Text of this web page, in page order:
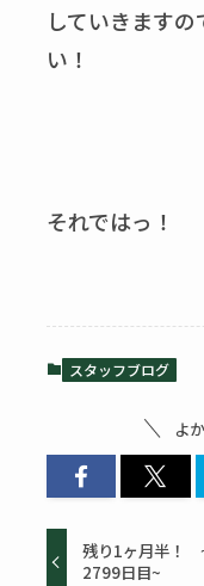
していきます
い！
それではっ！
スタッフブログ
よ
残り1ヶ月半！
2799日目~